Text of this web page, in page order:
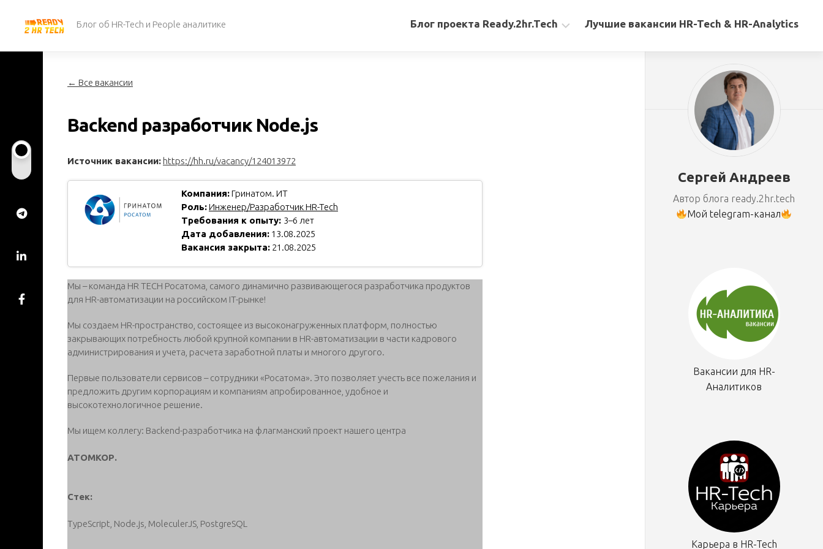
содержанию
Блог об HR-Tech и People аналитике Блог проекта Ready.2hr.Tech Лучшие вакансии HR-Tech & HR-Analytics
← Все вакансии
Backend разработчик Node.js
Источник вакансии: https://hh.ru/vacancy/124013972
Компания:Гринатом. ИТ
Роль:Инженер/Разработчик HR-Tech
Требования к опыту: 3–6 лет
Дата добавления: 13.08.2025
Вакансия закрыта: 21.08.2025
Мы – команда HR TECH Росатома, самого динамично развивающегося разработчика продуктов
для HR-автоматизации на российском IT-рынке!
Мы создаем HR-пространство, состоящее из высоконагруженных платформ, полностью
закрывающих потребность любой крупной компании в HR-автоматизации в части кадрового
администрирования и учета, расчета заработной платы и многого другого.
Первые пользователи сервисов – сотрудники «Росатома». Это позволяет учесть все пожелания и
предложить другим корпорациям и компаниям апробированное, удобное и
высокотехнологичное решение.
Мы ищем коллегу: Backend-разработчика на флагманский проект нашего центра
АТОМКОР.
Стек:
TypeScript, Node.js, MoleculerJS, PostgreSQL
Сергей Андреев
Автор блога ready.2hr.tech
Мой telegram-канал
Вакансии для HR-
Аналитиков
Карьера в HR-Tech